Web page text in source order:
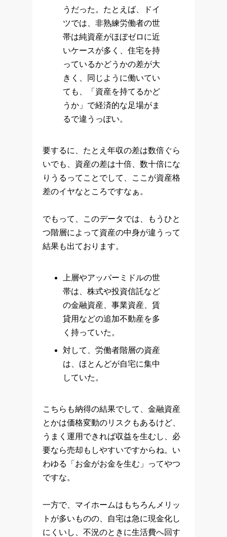
うだった。たとえば、ドイ
ツでは、非熟練労働者の世
帯は純資産がほぼゼロに近
いケースが多く、住宅を持
っているかどうかの差が大
きく、同じように働いてい
ても、「資産を持てるかど
うか」で経済的な足場がま
るで違うっぽい。
要するに、たとえ年収の差は数倍ぐら
いでも、資産の差は十倍、数十倍にな
りうるってことでして、ここが資産格
差のイヤなところですなぁ。
でもって、このデータでは、もうひと
つ階層によって資産の中身が違うって
結果も出ております。
上層やアッパーミドルの世
帯は、株式や投資信託など
の金融資産、事業資産、賃
貸用などの追加不動産を多
く持っていた。
対して、労働者階層の資産
は、ほとんどが自宅に集中
していた。
こちらも納得の結果でして、金融資産
とかは価格変動のリスクもあるけど、
うまく運用できれば収益を生むし、必
要なら売却もしやすいですからね。い
わゆる「お金がお金を生む」ってやつ
ですな。
一方で、マイホームはもちろんメリッ
トが多いものの、自宅は急に現金化し
にくいし、不況のときに生活費へ回す